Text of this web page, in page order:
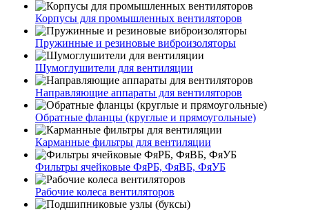
Корпусы для промышленных вентиляторов
Пружинные и резиновые виброизоляторы
Шумоглушители для вентиляции
Направляющие аппараты для вентиляторов
Обратные фланцы (круглые и прямоугольные)
Карманные фильтры для вентиляции
Фильтры ячейковые ФяРБ, ФяВБ, ФяУБ
Рабочие колеса вентиляторов